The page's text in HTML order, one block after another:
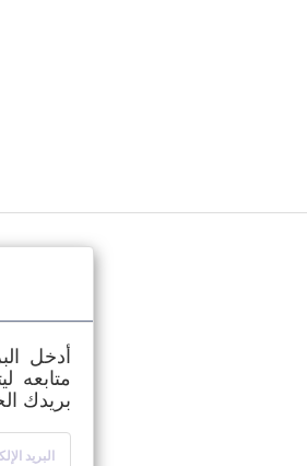
أدخل
متابعه
بريدك
البريد